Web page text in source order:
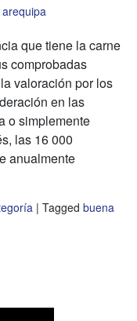
que tiene la carne
comprobadas
valoración por los
en las
o simplemente
las 16 000
anualmente
| Tagged buena